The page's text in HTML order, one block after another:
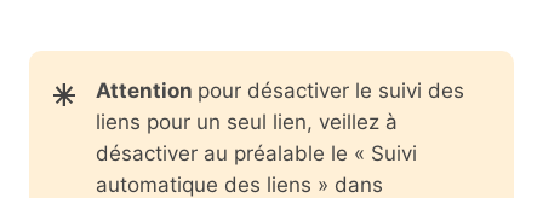
Attention pour désactiver le suivi des
liens pour un seul lien, veillez à
désactiver au préalable le « Suivi
automatique des liens » dans